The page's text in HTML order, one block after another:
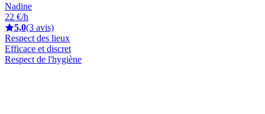
Nadine
22 €/h
5,0(3 avis)
Respect des lieux
Efficace et discret
Respect de l'hygiène